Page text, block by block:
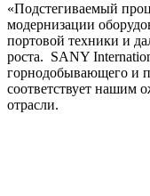
«Подстегиваемый
модернизации
портовой техники и
роста. SANY
горнодобывающего и
соответствует нашим
отрасли.